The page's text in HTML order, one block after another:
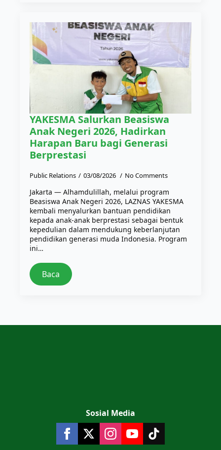
YAKESMA Salurkan Beasiswa
Anak Negeri 2026, Hadirkan
Harapan Baru bagi Generasi
Berprestasi
Public Relations 03/08/2026 No Comments
Jakarta — Alhamdulillah, melalui program
Beasiswa Anak Negeri 2026, LAZNAS YAKESMA
kembali menyalurkan bantuan pendidikan
kepada anak-anak berprestasi sebagai bentuk
kepedulian dalam mendukung keberlanjutan
pendidikan generasi muda Indonesia. Program
ini…
Baca
Sosial Media